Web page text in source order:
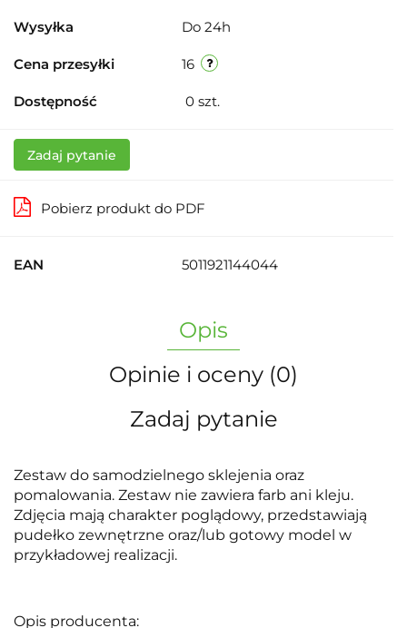
Wysyłka Do 24h
Cena przesyłki 16
Dostępność 0 szt.
Zadaj pytanie
Pobierz produkt do PDF
EAN 5011921144044
Opis
Opinie i oceny (0)
Zadaj pytanie
Zestaw do samodzielnego sklejenia oraz
pomalowania. Zestaw nie zawiera farb ani kleju.
Zdjęcia mają charakter poglądowy, przedstawiają
pudełko zewnętrzne oraz/lub gotowy model w
przykładowej realizacji.
Opis producenta: